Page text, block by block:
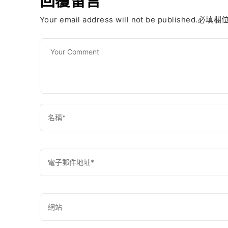
Your email address will not be published.必填欄